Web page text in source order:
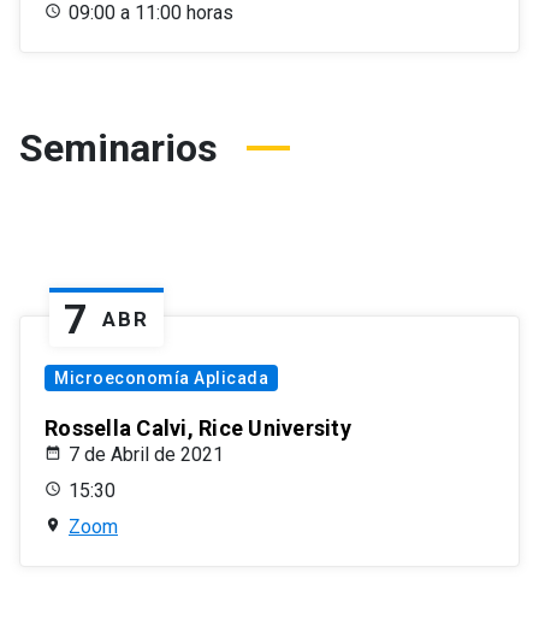
09:00 a 11:00 horas
Seminarios
7 ABR
Microeconomía Aplicada
Rossella Calvi, Rice University
7 de Abril de 2021
15:30
Zoom